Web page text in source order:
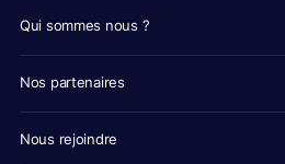
Qui sommes nous ?
Nos partenaires
Nous rejoindre